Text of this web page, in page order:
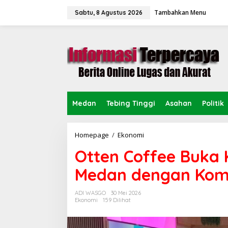
Sabtu, 8 Agustus 2026 Tambahkan Menu
Medan Tebing Tinggi Asahan Politik
Homepage / Ekonomi
t
e
n
C
e
Otten Coffee Buka
Medan dengan
ADI WASGO
30 Mei 2026
Ekonomi
159 Dilihat